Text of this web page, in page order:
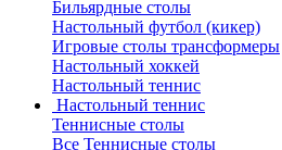
Бильярдные столы
Настольный футбол (кикер)
Игровые столы трансформеры
Настольный хоккей
Настольный теннис
Настольный теннис
Теннисные столы
Все Теннисные столы